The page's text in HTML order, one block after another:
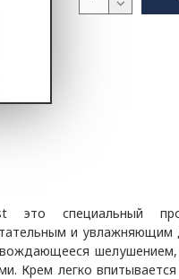
это специальный
и увлажняющим
Крем легко